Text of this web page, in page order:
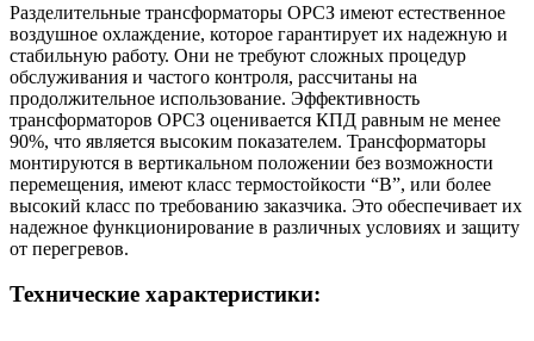
Разделительные трансформаторы OPCЗ имеют естественное
воздушное охлаждение, которое гарантирует их надежную и
стабильную работу. Они не требуют сложных процедур
обслуживания и частого контроля, рассчитаны на
продолжительное использование. Эффективность
трансформаторов OPCЗ оценивается КПД равным не менее
90%, что является высоким показателем. Трансформаторы
монтируются в вертикальном положении без возможности
перемещения, имеют класс термостойкости “B”, или более
высокий класс по требованию заказчика. Это обеспечивает их
надежное функционирование в различных условиях и защиту
от перегревов.
Технические характеристики: